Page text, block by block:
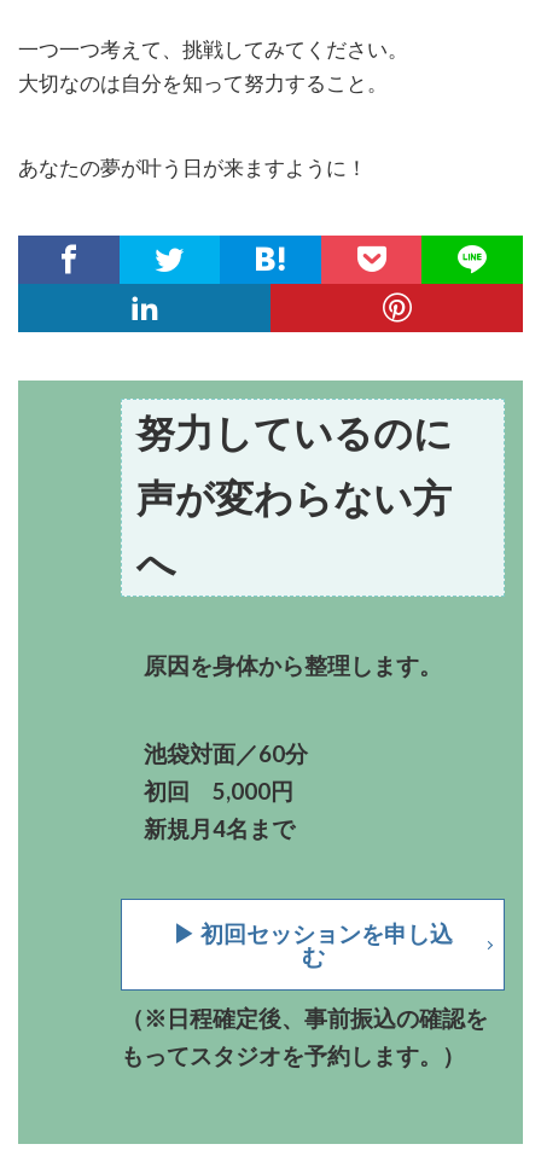
一つ一つ考えて、挑戦してみてください。
大切なのは自分を知って努力すること。
あなたの夢が叶う日が来ますように！
努力しているのに
声が変わらない方
へ
原因を身体から整理します。
池袋対面／60分
初回 5,000円
新規月4名まで
▶︎ 初回セッションを申し込
む
（※ 日程確定後、事前振込の確認を
もってスタジオを予約します。
）